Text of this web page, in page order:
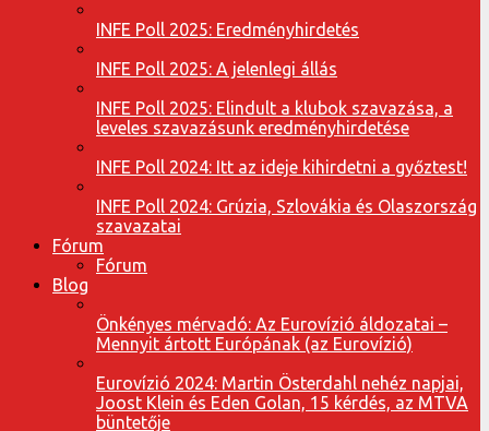
INFE Poll 2025: Eredményhirdetés
INFE Poll 2025: A jelenlegi állás
INFE Poll 2025: Elindult a klubok szavazása, a
leveles szavazásunk eredményhirdetése
INFE Poll 2024: Itt az ideje kihirdetni a győztest!
INFE Poll 2024: Grúzia, Szlovákia és Olaszország
szavazatai
Fórum
Fórum
Blog
Önkényes mérvadó: Az Eurovízió áldozatai –
Mennyit ártott Európának (az Eurovízió)
Eurovízió 2024: Martin Österdahl nehéz napjai,
Joost Klein és Eden Golan, 15 kérdés, az MTVA
büntetője